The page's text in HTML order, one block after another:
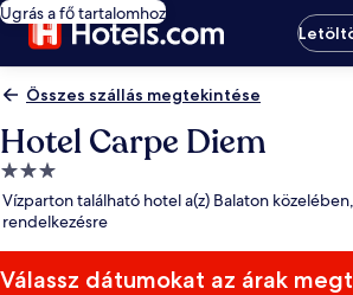
Ugrás a fő tartalomhoz
Összes szállás megtekintése
Hotel Carpe Diem
3.0
csillagos
szálláshely
Vízparton található hotel a(z) Balaton
rendelkezésre
Válassz dátumokat az árak